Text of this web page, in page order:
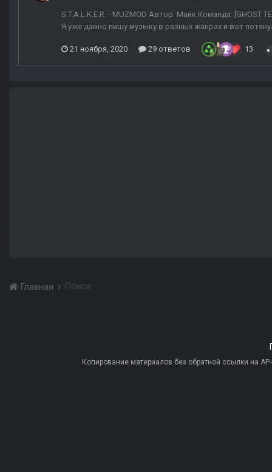
S.T.A.L.K.E.R. - MUZMOD Автор: Майк Команда: [GHOST
Я уже давно пишу музыку в разных жанрах и вот
21 ноября, 2020 29 ответов 13
Главная Поиск
Копирование материалов без обратной ссылки на